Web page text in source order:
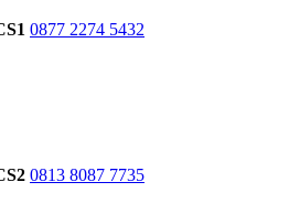
0877 2274 5432
0813 8087 7735